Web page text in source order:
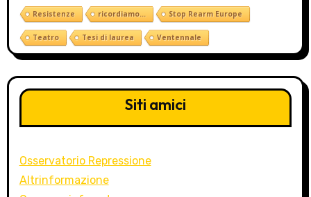
Resistenze ricordiamo... Stop Rearm Europe
Teatro Tesi di laurea Ventennale
Siti amici
Osservatorio Repressione
Altrinformazione